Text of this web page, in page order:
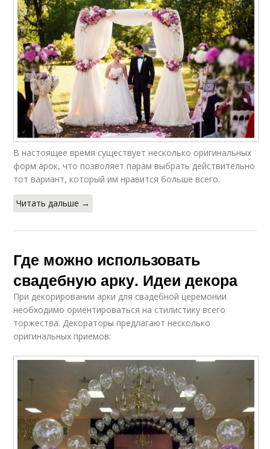
В настоящее время существует несколько оригинальных
форм арок, что позволяет парам выбрать действительно
тот вариант, который им нравится больше всего.
Читать дальше →
Где можно использовать
свадебную арку. Идеи декора
При декорировании арки для свадебной церемонии
необходимо ориентироваться на стилистику всего
торжества. Декораторы предлагают несколько
оригинальных приемов: